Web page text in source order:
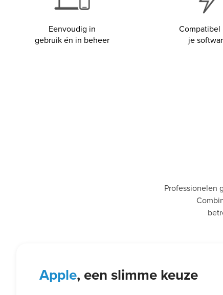
Eenvoudig in
gebruik én in beheer
Compatibel
je
Professionelen
Apple, een slimme keuze